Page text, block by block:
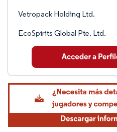
Vetropack Holding Ltd.
EcoSpirits Global Pte. Ltd.